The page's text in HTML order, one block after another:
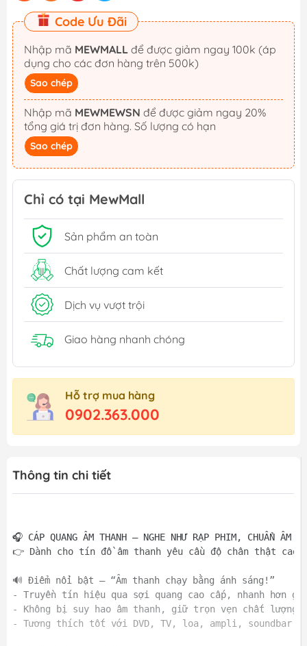
Code Ưu Đãi
Nhập mã MEWMALL
dụng cho các đơn hàng trên 500k)
Sao chép
Nhập mã MEWMEWSN
tổng giá trị đơn hàng. Số lượng có hạn
Sao chép
Chỉ có tại MewMall
Sản phẩm an toàn
Chất lượng cam kết
Dịch vụ vượt trội
Giao hàng nhanh chóng
Hỗ trợ mua hàng
0902.363.000
Thông tin chi tiết
🎧 CÁP QUANG ÂM THANH – NGHE NHƯ RẠP PHIM, CHUẨN
👉 Dành cho tín đồ âm thanh yêu cầu độ chân thật
🔊 Điểm nổi bật – “Âm thanh chạy bằng ánh sáng!”
- Truyền tín hiệu qua sợi quang cao cấp, nhanh hơn
- Không bị suy hao âm thanh, giữ trọn vẹn chất lượng
- Tương thích tốt với DVD, TV, loa, ampli, soundbar,